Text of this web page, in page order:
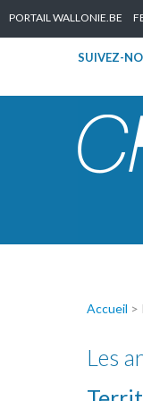
PORTAIL WALLONIE.BE
SUIVEZ-
Accueil >
Les